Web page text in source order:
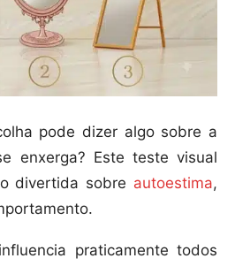
pode dizer algo sobre a
enxerga? Este teste visual
divertida sobre autoestima,
praticamente todos